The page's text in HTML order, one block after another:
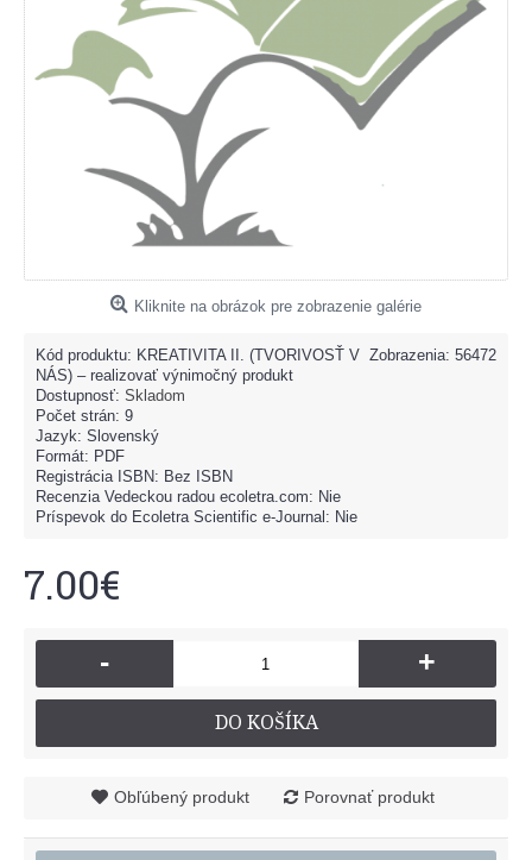
Kliknite na obrázok pre zobrazenie galérie
Zobrazenia: 56472
Kód produktu: KREATIVITA II. (TVORIVOSŤ V
NÁS) – realizovať výnimočný produkt
Dostupnosť: Skladom
Počet strán: 9
Jazyk: Slovenský
Formát: PDF
Registrácia ISBN: Bez ISBN
Recenzia Vedeckou radou ecoletra.com: Nie
Príspevok do Ecoletra Scientific e-Journal: Nie
7.00€
- +
DO KOŠÍKA
Obľúbený produkt Porovnať produkt